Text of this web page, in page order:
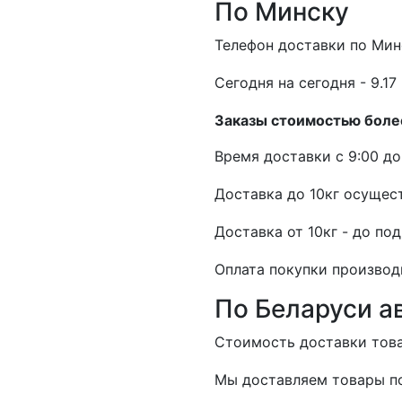
По Минску
Телефон доставки по
Cегодня на сегодня - 9.17
Заказы стоимостью
Время доставки с 9:00
Доставка до 10кг
Доставка от 10кг - до
Оплата покупки
По Беларуси
Стоимость доставки
Мы доставляем товары